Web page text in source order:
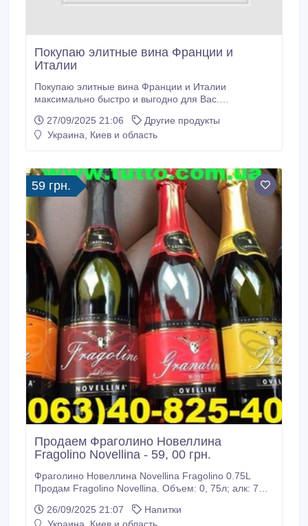
Покупаю элитные вина Франции и
Италии
Покупаю элитные вина Франции и Италии
максимально быстро и выгодно для Вас.
Rothschild, - Chateau Mouton Rothschild, - Petrus, -
Chateau Latour, - Chateau Margaux, - Chateau Haut-
Domaine Leflaive, - Masseto, - Sassicaia, - Ornellaia, -
Gaja.
27/09/2025 21:06
Другие продукты
Украина, Киев и область
59 грн.
Продаем Фраголино Новеллина
Fragolino Novellina - 59, 00 грн.
Фраголино Новеллина Novellina Fragolino 0.75L
Продам Fragolino Novellina. Объем: 0, 75л; алк: 7%.
персиковое, грушевое или гранатовое. 70, 00 грн. -
26/09/2025 21:07
Напитки